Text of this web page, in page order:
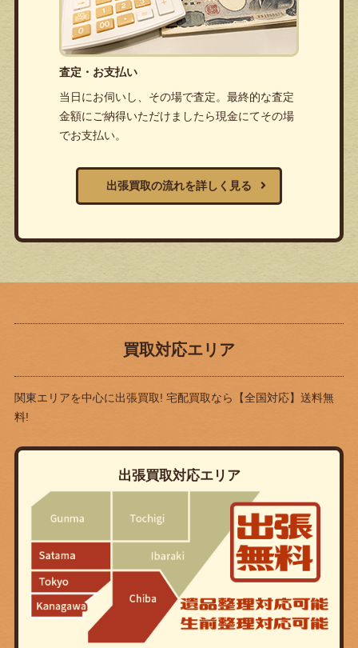
査定・お支払い
当日にお伺いし、その場で査定。最終的な査定
金額にご納得いただけましたら現金にてその場
でお支払い。
出張買取の流れを詳しく見る
買取対応エリア
関東エリアを中心に出張買取! 宅配買取なら
【全国対応】送料無
料!
出張買取対応エリア